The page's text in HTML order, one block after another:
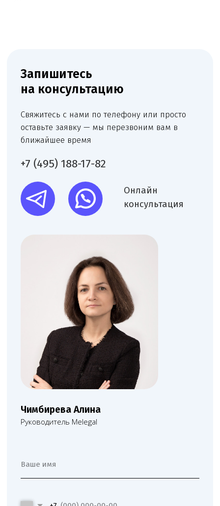
Чимбирева Алина
Руководитель Melegal
Я согласен(на) на обработку персональных
данных в соответствии с Согласием
на обработку персональных данных
Политикой в отношении обработки
персональных данных.
Заказать звонок